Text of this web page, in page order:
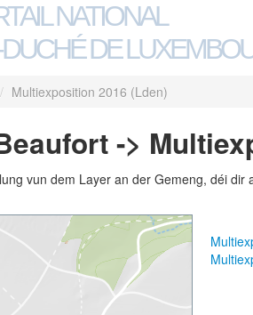
NATIONAL
DE
/ Multiexposition 2016 (Lden)
->
vun dem Layer an der Gemeng, déi